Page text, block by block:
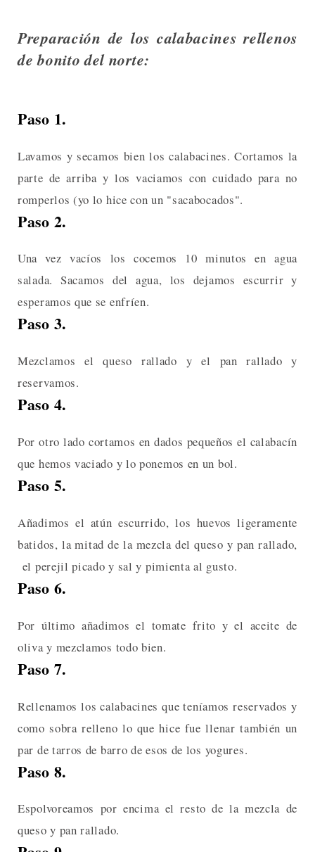
Preparación de los calabacines rellenos
de bonito del norte:
Paso 1.
Lavamos y secamos bien los calabacines. Cortamos la
parte de arriba y los vaciamos con cuidado para no
romperlos (yo lo hice con un "sacabocados".
Paso 2.
Una vez vacíos los cocemos 10 minutos en agua
salada. Sacamos del agua, los dejamos escurrir y
esperamos que se enfríen.
Paso 3.
Mezclamos el queso rallado y el pan rallado y
reservamos.
Paso 4.
Por otro lado cortamos en dados pequeños el calabacín
que hemos vaciado y lo ponemos en un bol.
Paso 5.
Añadimos el atún escurrido, los huevos ligeramente
batidos, la mitad de la mezcla del queso y pan rallado,
el perejil picado y sal y pimienta al gusto.
Paso 6.
Por último añadimos el tomate frito y el aceite de
oliva y mezclamos todo bien.
Paso 7.
Rellenamos los calabacines que teníamos reservados y
como sobra relleno lo que hice fue llenar también un
par de tarros de barro de esos de los yogures.
Paso 8.
Espolvoreamos por encima el resto de la mezcla de
queso y pan rallado.